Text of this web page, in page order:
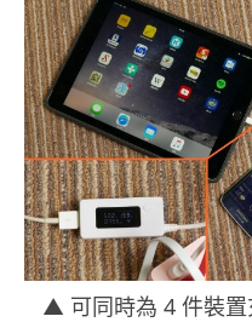
▲ 可同時為 4 件裝置